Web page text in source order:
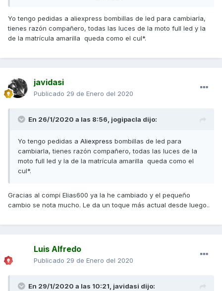
Yo tengo pedidas a aliexpress bombillas de led para cambiarla,
tienes razón compañero, todas las luces de la moto full led y la
de la matrícula amarilla queda como el cul*.
javidasi
Publicado 29 de Enero del 2020
En 26/1/2020 a las 8:56, jogipacla dijo:
Yo tengo pedidas a Aliexpress bombillas de led para
cambiarla, tienes razón compañero, todas las luces de la
moto full led y la de la matrícula amarilla queda como el
cul*.
Gracias al compi Elias600 ya la he cambiado y el pequeño
cambio se nota mucho. Le da un toque más actual desde luego..
Luis Alfredo
Publicado 29 de Enero del 2020
En 29/1/2020 a las 10:21, javidasi dijo: